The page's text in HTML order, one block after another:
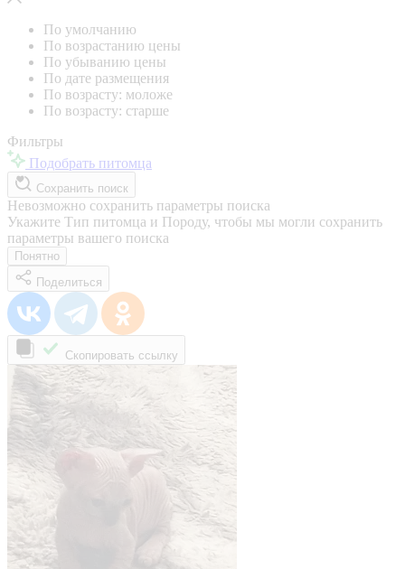
По умолчанию
По возрастанию цены
По убыванию цены
По дате размещения
По возрасту: моложе
По возрасту: старше
Фильтры
Подобрать питомца
Сохранить поиск
Невозможно сохранить параметры поиска
Укажите Тип питомца и Породу, чтобы мы могли сохранить
параметры вашего поиска
Понятно
Поделиться
Скопировать ссылку